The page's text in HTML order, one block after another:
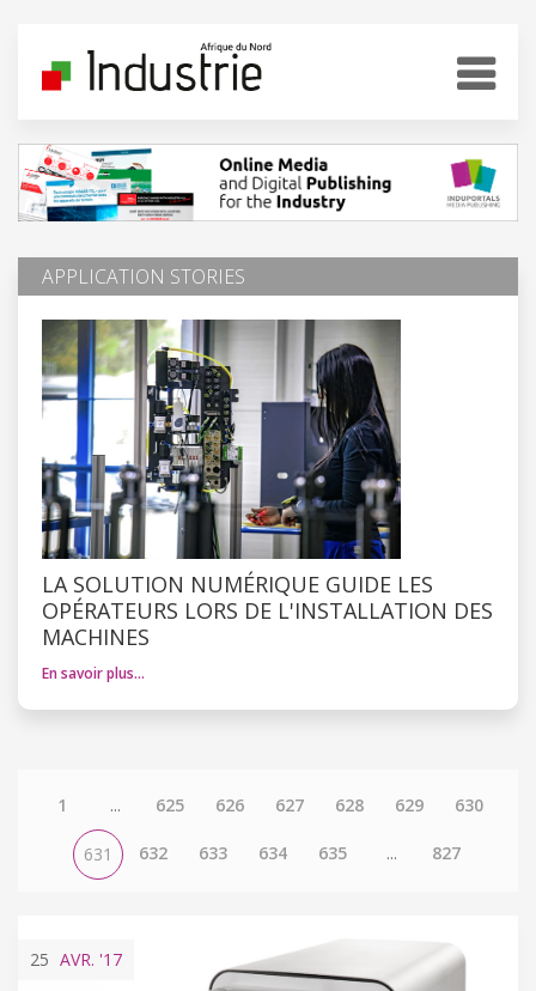
APPLICATION STORIES
LA SOLUTION NUMÉRIQUE GUIDE LES
OPÉRATEURS LORS DE L'INSTALLATION DES
MACHINES
En savoir plus…
1 ... 625 626 627 628 629 630
631 632 633 634 635 ... 827
25 AVR. '17